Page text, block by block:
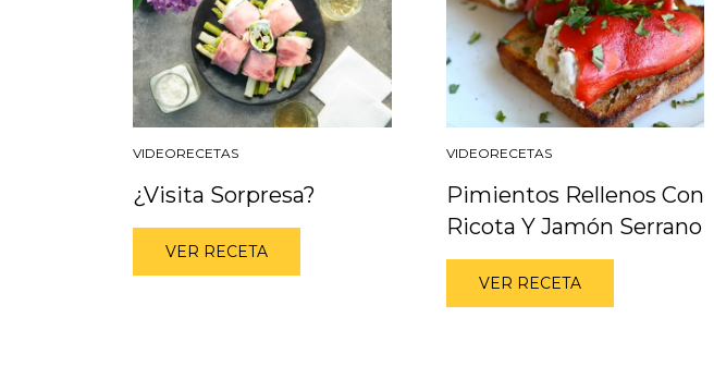
VIDEORECETAS
¿Visita Sorpresa?
VER RECETA
VIDEORECETAS
Pimientos Rellenos Con
Ricota Y Jamón Serrano
VER RECETA